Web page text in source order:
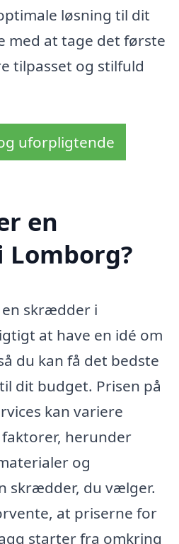
løsning til dit
med at tage det første
tilpasset og stilfuld
uforpligtende
en
skrædder i
at have en idé om
du kan få det bedste
dit budget. Prisen på
kan variere
herunder
og
skrædder, du vælger.
at priserne for
starter fra omkring